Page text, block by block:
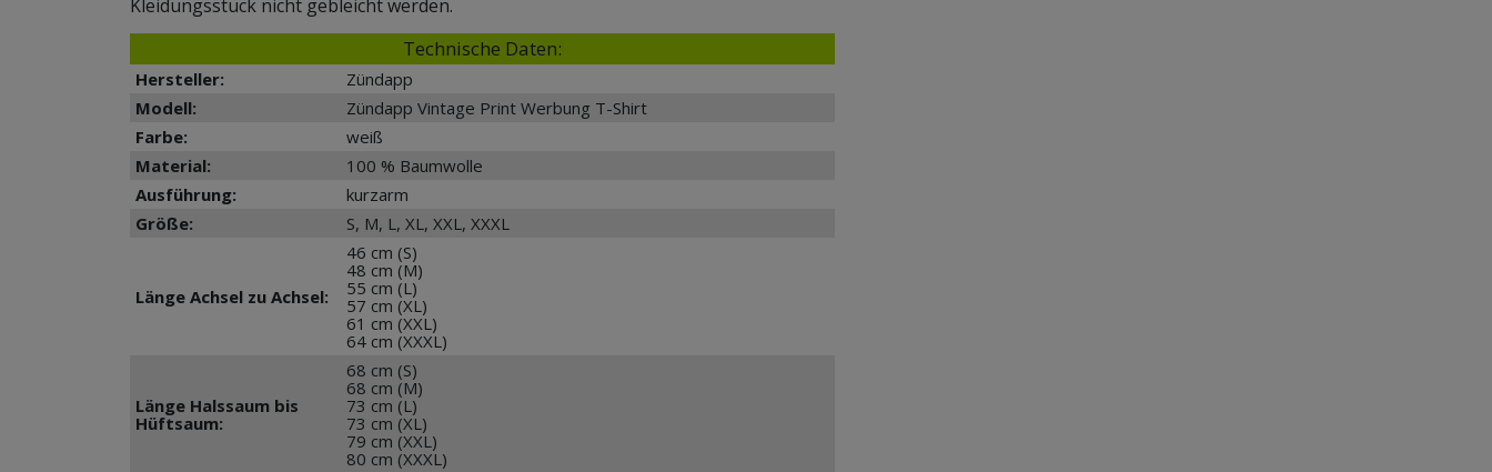
Kleidungsstück nicht gebleicht werden.
Technische Daten:
Hersteller:
Zündapp
Modell:
Zündapp Vintage Print Werbung T-Shirt
Farbe:
weiß
Material:
100 % Baumwolle
Ausführung:
kurzarm
Größe:
S, M, L, XL, XXL, XXXL
Länge Achsel zu Achsel:
46 cm (S)
48 cm (M)
55 cm (L)
57 cm (XL)
61 cm (XXL)
64 cm (XXXL)
Länge Halssaum bis
Hüftsaum:
68 cm (S)
68 cm (M)
73 cm (L)
73 cm (XL)
79 cm (XXL)
80 cm (XXXL)